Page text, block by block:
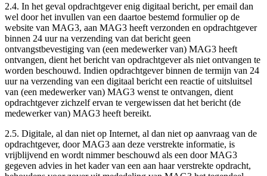
2.4. In het geval opdrachtgever enig digitaal bericht, per email dan
wel door het invullen van een daartoe bestemd formulier op de
website van MAG3, aan MAG3 heeft verzonden en opdrachtgever
binnen 24 uur na verzending van dat bericht geen
ontvangstbevestiging van (een medewerker van) MAG3 heeft
ontvangen, dient het bericht van opdrachtgever als niet ontvangen te
worden beschouwd. Indien opdrachtgever binnen de termijn van 24
uur na verzending van een digitaal bericht een reactie of uitsluitsel
van (een medewerker van) MAG3 wenst te ontvangen, dient
opdrachtgever zichzelf ervan te vergewissen dat het bericht (de
medewerker van) MAG3 heeft bereikt.
2.5. Digitale, al dan niet op Internet, al dan niet op aanvraag van de
opdrachtgever, door MAG3 aan deze verstrekte informatie, is
vrijblijvend en wordt nimmer beschouwd als een door MAG3
gegeven advies in het kader van een aan haar verstrekte opdracht,